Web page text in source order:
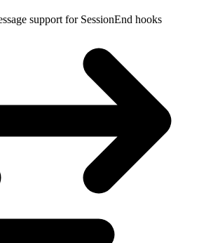
support for SessionEnd hooks